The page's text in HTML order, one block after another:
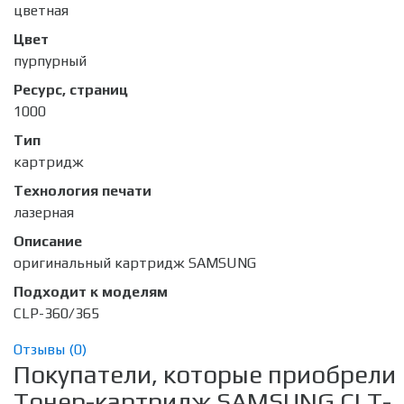
цветная
Цвет
пурпурный
Ресурс, страниц
1000
Тип
картридж
Технология печати
лазерная
Описание
оригинальный картридж SAMSUNG
Подходит к моделям
CLP-360/365
Отзывы (0)
Покупатели, которые приобрели